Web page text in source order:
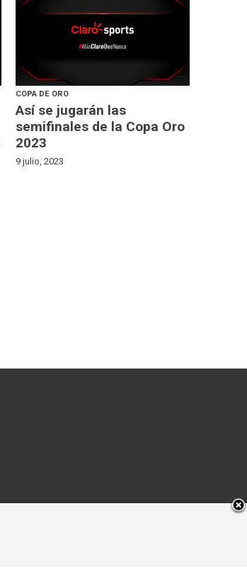
COPA DE ORO
Así se jugarán las
semifinales de la Copa Oro
2023
9 julio, 2023